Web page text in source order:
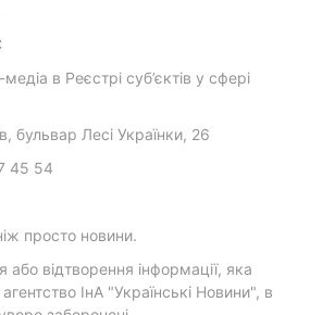
в Реєстрі суб’єктів у сфері
бульвар Лесі Українки, 26
45 54
просто новини.
відтворення інформації, яка
ІнА "Українські Новини", в